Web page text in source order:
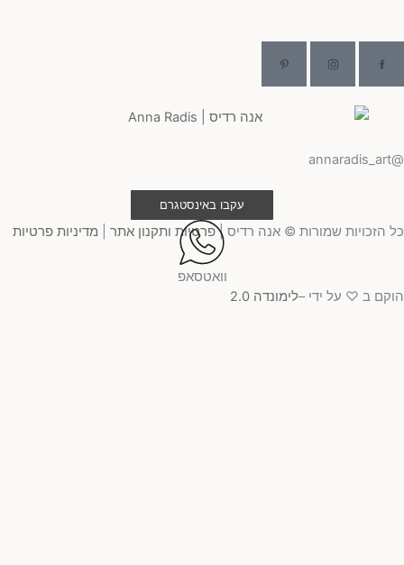
@annaradis_art
עקבו באינסטגרם
כל הזכויות שמורות © אנה רדיס |פרטיות ותקנון אתר מדיניות פרטיות
הוקם ב ♡ על ידי –לימונדה 2.0
וואטסאפ